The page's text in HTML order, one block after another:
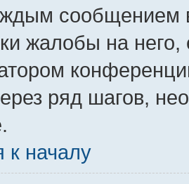
сообщением
жалобы на
ряд шагов,
к началу